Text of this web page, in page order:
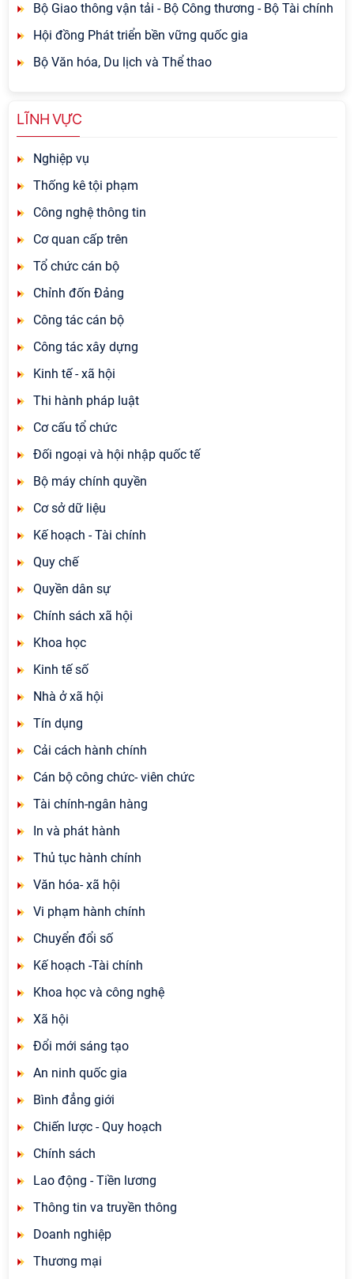
Bộ Giao thông vận tải - Bộ Công thương - Bộ Tài chính
Hội đồng Phát triển bền vững quốc gia
Bộ Văn hóa, Du lịch và Thể thao
LĨNH VỰC
Nghiệp vụ
Thống kê tội phạm
Công nghệ thông tin
Cơ quan cấp trên
Tổ chức cán bộ
Chỉnh đốn Đảng
Công tác cán bộ
Công tác xây dựng
Kinh tế - xã hội
Thi hành pháp luật
Cơ cấu tổ chức
Đối ngoại và hội nhập quốc tế
Bộ máy chính quyền
Cơ sở dữ liệu
Kế hoạch - Tài chính
Quy chế
Quyền dân sự
Chính sách xã hội
Khoa học
Kinh tế số
Nhà ở xã hội
Tín dụng
Cải cách hành chính
Cán bộ công chức- viên chức
Tài chính-ngân hàng
In và phát hành
Thủ tục hành chính
Văn hóa- xã hội
Vi phạm hành chính
Chuyển đổi số
Kế hoạch -Tài chính
Khoa học và công nghệ
Xã hội
Đổi mới sáng tạo
An ninh quốc gia
Bình đẳng giới
Chiến lược - Quy hoạch
Chính sách
Lao động - Tiền lương
Thông tin va truyền thông
Doanh nghiệp
Thương mại